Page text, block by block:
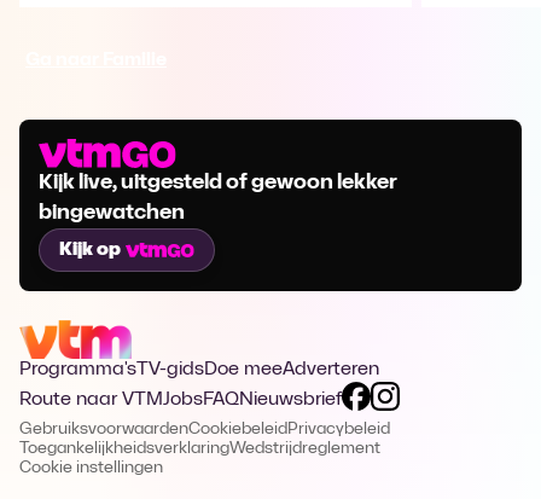
Kijk live, uitgesteld of gewoon lekker
bingewatchen
Kijk op
Programma's TV-gidsDoe meeAdverteren
Route naar VTMJobsFAQNieuwsbrief
GebruiksvoorwaardenCookiebeleid Privacybeleid
ToegankelijkheidsverklaringWedstrijdreglement
Cookie instellingen